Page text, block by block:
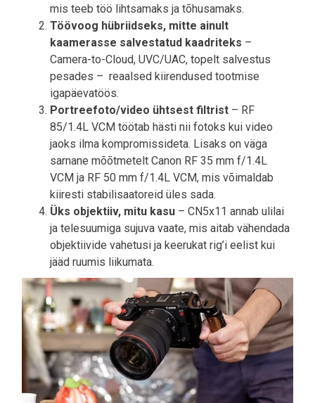
mis teeb töö lihtsamaks ja tõhusamaks.
Töövoog hübriidseks, mitte ainult
kaamerasse salvestatud kaadriteks –
Camera-to-Cloud, UVC/UAC, topelt salvestus
pesades – reaalsed kiirendused tootmise
igapäevatöös.
Portreefoto/video ühtsest filtrist – RF
85/1.4L VCM töötab hästi nii fotoks kui video
jaoks ilma kompromissideta. Lisaks on väga
sarnane mõõtmetelt Canon RF 35 mm f/1.4L
VCM ja RF 50 mm f/1.4L VCM, mis võimaldab
kiiresti stabilisaatoreid üles sada.
Üks objektiiv, mitu kasu – CN5x11 annab ulilai
ja telesuumiga sujuva vaate, mis aitab vähendada
objektiivide vahetusi ja keerukat rig’i eelist kui
jääd ruumis liikumata.